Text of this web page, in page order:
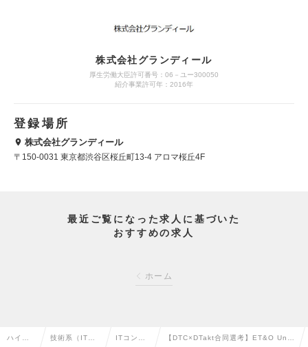
株式会社グランディール
厚生労働大臣許可番号：06－ユー300050
紹介事業許可年：2016年
登録場所
株式会社グランディール
〒150-0031 東京都渋谷区桜丘町13-4 アロマ桜丘4F
最近ご覧になった求人に基づいた
おすすめの求人
ホーム
ハイク 技術系（IT・ ITコンサ 【DTC×DTakt合同選考】ET&O Uni